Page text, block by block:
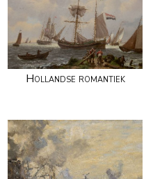
Hollandse romantiek